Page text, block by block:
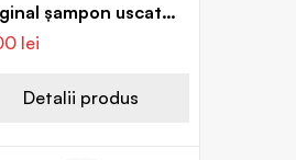
șampon uscat
toate tipurile de
lei
Detalii produs